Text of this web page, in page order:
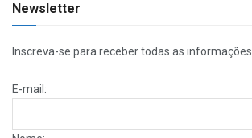
Newsletter
Inscreva-se para receber todas as informações
E-mail: